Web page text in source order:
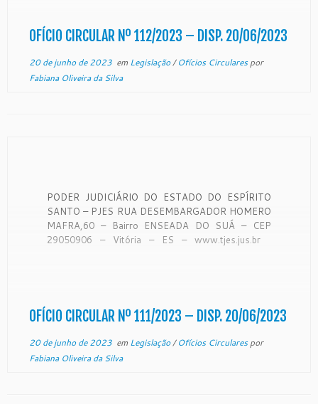
OFÍCIO CIRCULAR Nº 112/2023 – DISP. 20/06/2023
20 de junho de 2023em Legislação/Ofícios Circularespor
Fabiana Oliveira da Silva
PODER JUDICIÁRIO DO ESTADO DO ESPÍRITO
SANTO – PJES RUA DESEMBARGADOR HOMERO
MAFRA,60 – Bairro ENSEADA DO SUÁ – CEP
29050906 – Vitória – ES – www.tjes.jus.br
OFÍCIO CIRCULAR Nº 111/2023 – DISP. 20/06/2023
20 de junho de 2023em Legislação/Ofícios Circularespor
Fabiana Oliveira da Silva